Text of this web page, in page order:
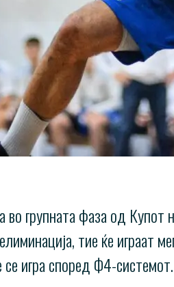
во групната фаза од
тие ќе играат
игра според Ф4-системот.